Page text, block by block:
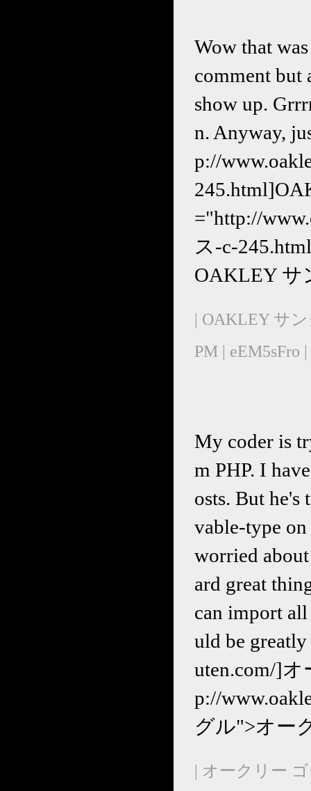
Wow that
comment but
show up.
n. Anyway,
p://
="http://
ス-c-
OAKLEY サ
| OAKLEY サ
PM | eEM5sFro |
My coder is
m PHP. I
osts. But he's
vable-type on
worried
ard great
can import
uld be
uten.com/]
p://
グル">オー
| オークリー